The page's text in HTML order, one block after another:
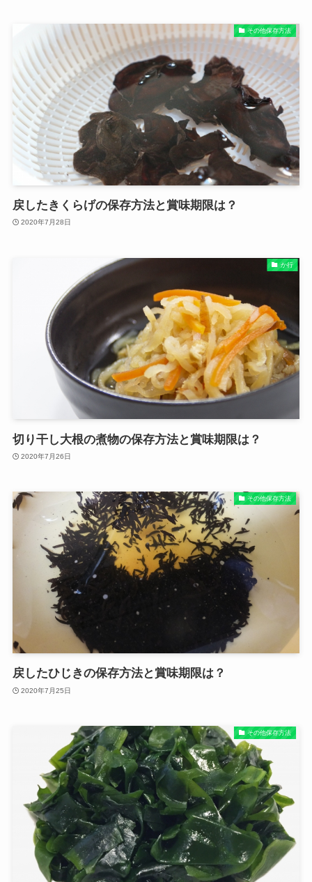
その他保存方法
戻したきくらげの保存方法と賞味期限は？
2020年7月28日
か行
切り干し大根の煮物の保存方法と賞味期限は？
2020年7月26日
その他保存方法
戻したひじきの保存方法と賞味期限は？
2020年7月25日
その他保存方法